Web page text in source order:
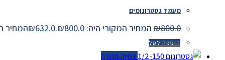
מעמד גסטרונומים
₪800.0 המחיר המקורי היה: ₪800.0. ₪632.0 המחיר
הוספה לסל
צפייה מהירה